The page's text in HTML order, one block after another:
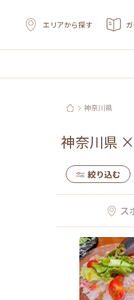
エリアから探す
神奈川県
神奈川県 ×
絞り込む
ス